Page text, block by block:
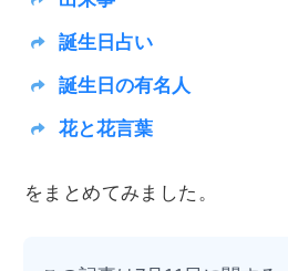
誕生日占い
誕生日の有名人
花と花言葉
をまとめてみました。